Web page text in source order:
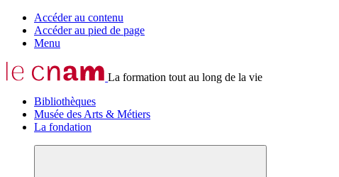
Accéder au contenu
Accéder au pied de page
Menu
La formation tout au long de la vie
Bibliothèques
Musée des Arts & Métiers
La fondation